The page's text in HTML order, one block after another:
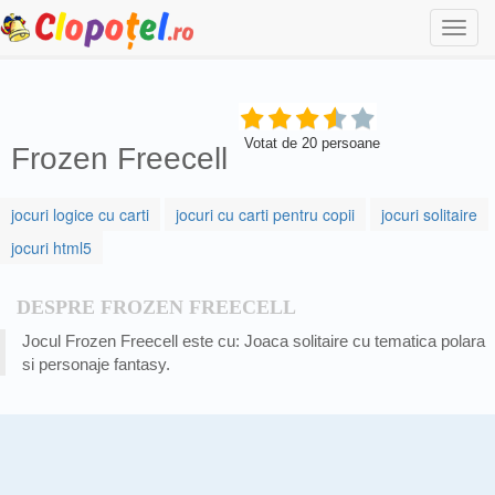
Frozen Freecell Votat de 20 persoane
jocuri logice cu carti jocuri cu carti pentru copii
jocuri solitaire
jocuri html5
DESPRE FROZEN FREECELL
Jocul Frozen Freecell este cu: Joaca solitaire cu tematica polara
si personaje fantasy.